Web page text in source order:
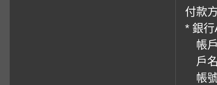
付款
* 銀
帳戶
戶
帳